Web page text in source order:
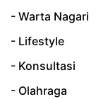
- Warta Nagari
- Lifestyle
- Konsultasi
- Olahraga